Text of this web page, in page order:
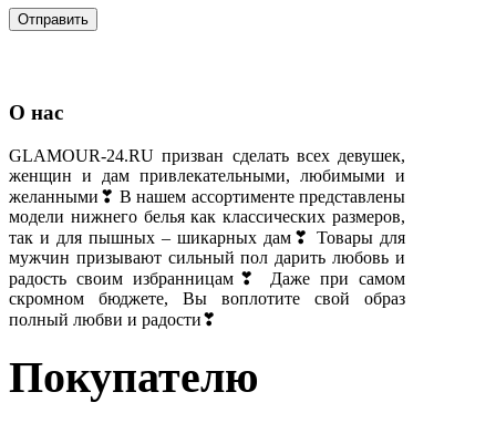
О нас
GLAMOUR-24.RU призван сделать всех девушек,
женщин и дам привлекательными, любимыми и
желанными❣ В нашем ассортименте представлены
модели нижнего белья как классических размеров,
так и для пышных – шикарных дам❣ Товары для
мужчин призывают сильный пол дарить любовь и
радость своим избранницам❣ Даже при самом
скромном бюджете, Вы воплотите свой образ
полный любви и радости❣
Покупателю